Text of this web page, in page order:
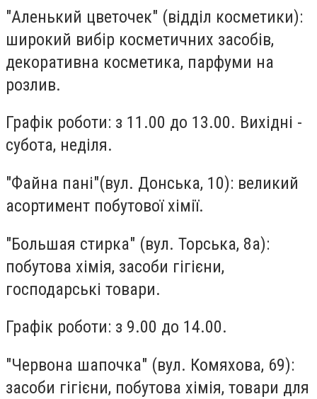
"Аленький цветочек" (відділ косметики):
широкий вибір косметичних засобів,
декоративна косметика, парфуми на
розлив.
Графік роботи: з 11.00 до 13.00. Вихідні -
субота, неділя.
"Файна пані"(вул. Донська, 10): великий
асортимент побутової хімії.
"Большая стирка" (вул. Торська, 8а):
побутова хімія, засоби гігієни,
господарські товари.
Графік роботи: з 9.00 до 14.00.
"Червона шапочка" (вул. Комяхова, 69):
засоби гігієни, побутова хімія, товари для